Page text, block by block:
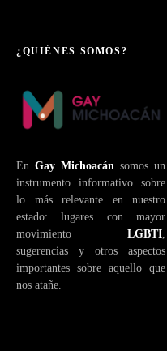
¿QUIÉNES SOMOS?
En Gay Michoacán somos un
instrumento informativo sobre
lo más relevante en nuestro
estado: lugares con mayor
movimiento LGBTI
sugerencias y otros aspectos
importantes sobre aquello que
nos atañe.